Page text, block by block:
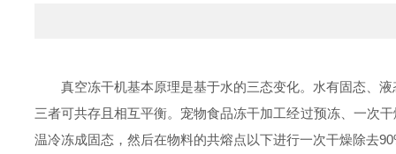
真空冻干机基本原理是基于水的三态变化。水有固态、
三者可共存且相互平衡。宠物食品冻干加工经过预冻、一次
温冷冻成固态，然后在物料的共熔点以下进行一次干燥除去